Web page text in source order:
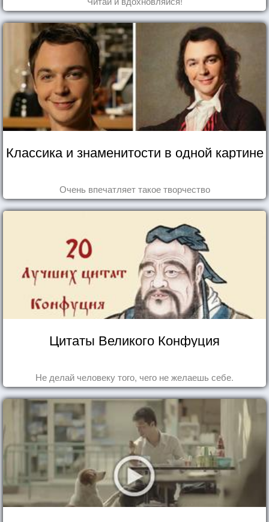
Классика и знаменитости в одной картине
Очень впечатляет такое творчество
Цитаты Великого Конфуция
Не делай человеку того, чего не желаешь себе.